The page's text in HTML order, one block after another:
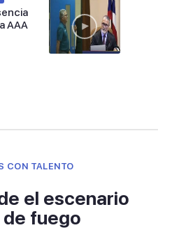
AAA
CON TALENTO
el escenario
fuego